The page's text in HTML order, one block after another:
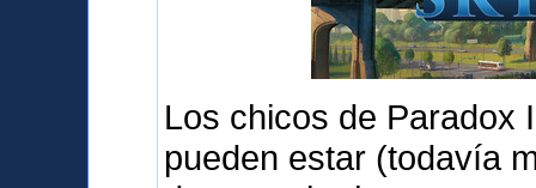
Los chicos de Paradox
pueden estar (todavía